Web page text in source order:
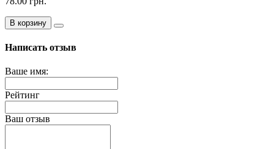
В корзину
Написать отзыв
Ваше имя:
Рейтинг
Ваш отзыв